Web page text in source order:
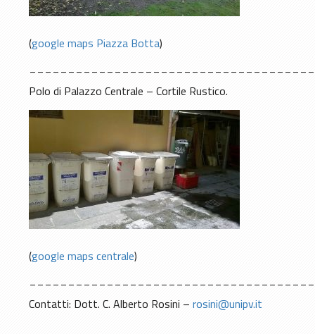
(google maps Piazza Botta)
Polo di Palazzo Centrale – Cortile Rustico.
(google maps centrale)
Contatti: Dott. C. Alberto Rosini –rosini@unipv.it